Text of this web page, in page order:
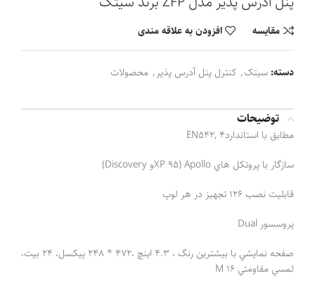
مقايسه افزودن به علاقه مندی
دسته:سیتک, کنترل پنل آدرس پذیر, محصولات
توضیحات
مطابق با استانداردEN542, 4
سازگار با پروتكل هاي Apollo (XP 95و Discovery)
قابلیت نصب 126 تجهیز در هر لوپ
پروسسور Dual
صفحه نمايشي با بيشترين رنگ ، 4.3 اينچ ،472 * 248 پيكسل، 24 بيت،
لمسي مقاومتي 16 M